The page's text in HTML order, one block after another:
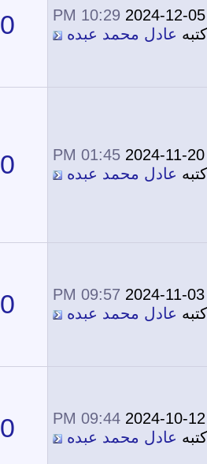
2024-12-05
10:29 PM
كتبه عادل محمد عبده 0
2024-11-20
01:45 PM
كتبه عادل محمد عبده 0
2024-11-03
09:57 PM
كتبه عادل محمد عبده 0
2024-10-12
09:44 PM
كتبه عادل محمد عبده 0